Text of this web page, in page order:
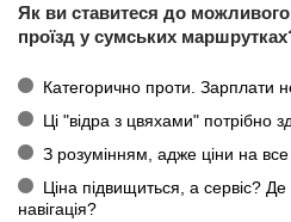
Як ви ставитеся до
проїзд у сумських
Категорично проти. Зарплати
Ці "відра з цвяхами" потрібно
З розумінням, адже ціни на
Ціна підвищиться, а сервіс?
навігація?